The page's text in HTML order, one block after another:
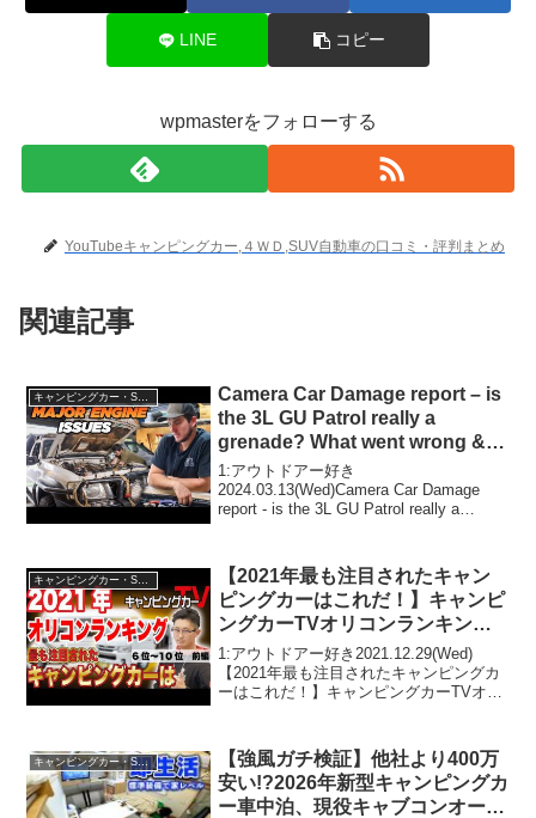
LINE コピー
wpmasterをフォローする
YouTubeキャンピングカー,４ＷＤ,SUV自動車の口コミ・評判まとめ
関連記事
キャンピングカー・SUV人気車種
Camera Car Damage report – is
the 3L GU Patrol really a
grenade? What went wrong &
how we fixed it
1:アウトドアー好き
2024.03.13(Wed)Camera Car Damage
report - is the 3L GU Patrol really a
【2021年最も注目されたキャン
ピングカーはこれだ！】キャンピ
ングカーTVオリコンランキング
10位から6位を紹介！
1:アウトドアー好き2021.12.29(Wed)
【2021年最も注目されたキャンピングカ
ーはこれだ！】キャンピングカーTVオリ
2:アウトドアー好き2021.12....
キャンピングカー・SUV人気車種
【強風ガチ検証】他社より400万
安い!?2026年新型キャンピングカ
ー車中泊、現役キャブコンオーナ